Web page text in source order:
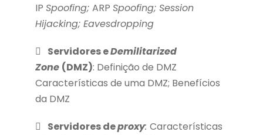
IP Spoofing; ARP Spoofing; Session
Hijacking; Eavesdropping
Servidores eDemilitarized
Zone (DMZ): Definição de DMZ
Características de uma DMZ; Benefícios
da DMZ
Servidores deproxy: Características